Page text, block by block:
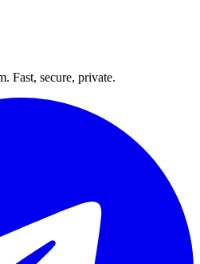
Fast, secure, private.